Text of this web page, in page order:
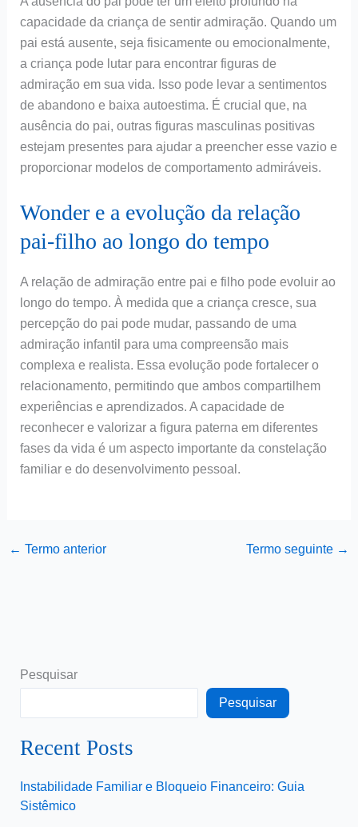
capacidade da criança de sentir admiração. Quando um
pai está ausente, seja fisicamente ou emocionalmente,
a criança pode lutar para encontrar figuras de
admiração em sua vida. Isso pode levar a sentimentos
de abandono e baixa autoestima. É crucial que, na
ausência do pai, outras figuras masculinas positivas
estejam presentes para ajudar a preencher esse vazio e
proporcionar modelos de comportamento admiráveis.
Wonder e a evolução da relação
pai-filho ao longo do tempo
A relação de admiração entre pai e filho pode evoluir ao
longo do tempo. À medida que a criança cresce, sua
percepção do pai pode mudar, passando de uma
admiração infantil para uma compreensão mais
complexa e realista. Essa evolução pode fortalecer o
relacionamento, permitindo que ambos compartilhem
experiências e aprendizados. A capacidade de
reconhecer e valorizar a figura paterna em diferentes
fases da vida é um aspecto importante da constelação
familiar e do desenvolvimento pessoal.
← Termo anterior Termo seguinte →
Pesquisar
Pesquisar
Recent Posts
Instabilidade Familiar e Bloqueio Financeiro: Guia
Sistêmico